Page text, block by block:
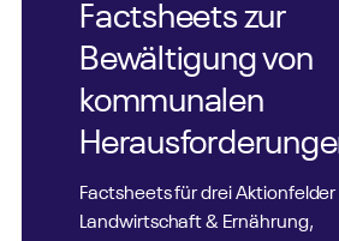
Factsheets zur
Bewältigung von
kommunalen
Factsheets für drei Aktionfelder
Landwirtschaft & Ernährung,